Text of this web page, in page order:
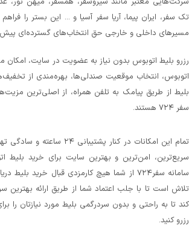
تک سفر، ایران پیما، آریا سفر آسیا و ... این بستر را
مسیرهای داخلی و خارجی حق انتخاب‌های گسترده‌ای پیش
رزرو بلیط اتوبوس بدون نیاز به عضویت در سایت،
اتوبوس، انتخاب موقعیت صندلی‌ها، بهره‌مندی از
بلیط از طریق پیامک به تلفن همراه، از اصلی‌ترین
سفر ۷۲۴ هستند.
تمام این امکانات در کنار
سریع‌ترین، امن‌ترین و بهترین سایت برای خرید بلیط
سامانه سفر۷۲۴ از شما هیچ کارمزدی قبال خرید
تلاش است تا با جلب اعتماد شما از طریق ارائه بهترین
کند تا به راحتی و بدون سردرگمی بلیط مورد نیازتان را
رزرو کنید.